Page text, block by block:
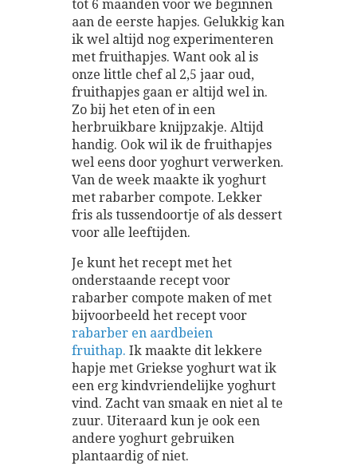
tot 6 maanden voor we beginnen
aan de eerste hapjes. Gelukkig kan
ik wel altijd nog experimenteren
met fruithapjes. Want ook al is
onze little chef al 2,5 jaar oud,
fruithapjes gaan er altijd wel in.
Zo bij het eten of in een
herbruikbare knijpzakje. Altijd
handig. Ook wil ik de fruithapjes
wel eens door yoghurt verwerken.
Van de week maakte ik yoghurt
met rabarber compote. Lekker
fris als tussendoortje of als dessert
voor alle leeftijden.
Je kunt het recept met het
onderstaande recept voor
rabarber compote maken of met
bijvoorbeeld het recept voor
rabarber en aardbeien
fruithap. Ik maakte dit lekkere
hapje met Griekse yoghurt wat ik
een erg kindvriendelijke yoghurt
vind. Zacht van smaak en niet al te
zuur. Uiteraard kun je ook een
andere yoghurt gebruiken
plantaardig of niet.